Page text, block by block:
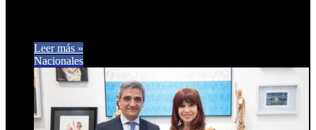
Leer más »
Nacionales